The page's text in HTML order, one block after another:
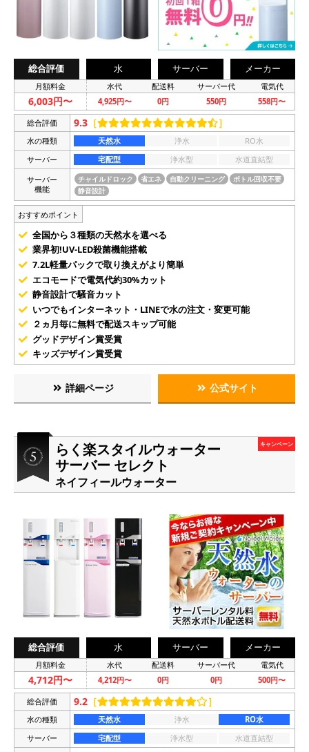
総合評価 水 サーバー メーカー
月額料金 水代 配送料 サーバー代 電気代
6,003円〜 4,925円〜 0円 550円 558円〜
総合評価 9.3 ［ ］
水の種類 天然水 浄水
RO水
サーバー
宅配型 浄水型
水道直結型
サーバー
機能
チャイルドロック 省エネ 自動クリーニング
ボトル回収不要
静音設計
おすすめポイント
全国から３種類の天然水を選べる
業界初!UV-LED殺菌機能搭載
7.2L軽量パックで取り換えがより簡単
エコモードで電気代約30%カット
静音設計で騒音カット
いつでもインターネット・LINEで水の注文・変更可能
２ヵ月毎に無料で配送スキップ可能
グッドデザイン賞受賞
キッズデザイン賞受賞
詳細ページ 公式サイト
らく楽スタイルウォーター
サーバー セレクト
ネイフィールウォーター
キャンペーン
総合評価 水 サーバー メーカー
月額料金 水代 配送料 サーバー代 電気代
4,712円〜 4,212円〜 0円 0円 500円〜
総合評価 9.2 ［ ］
水の種類 天然水 浄水
RO水
サーバー
宅配型 浄水型
水道直結型